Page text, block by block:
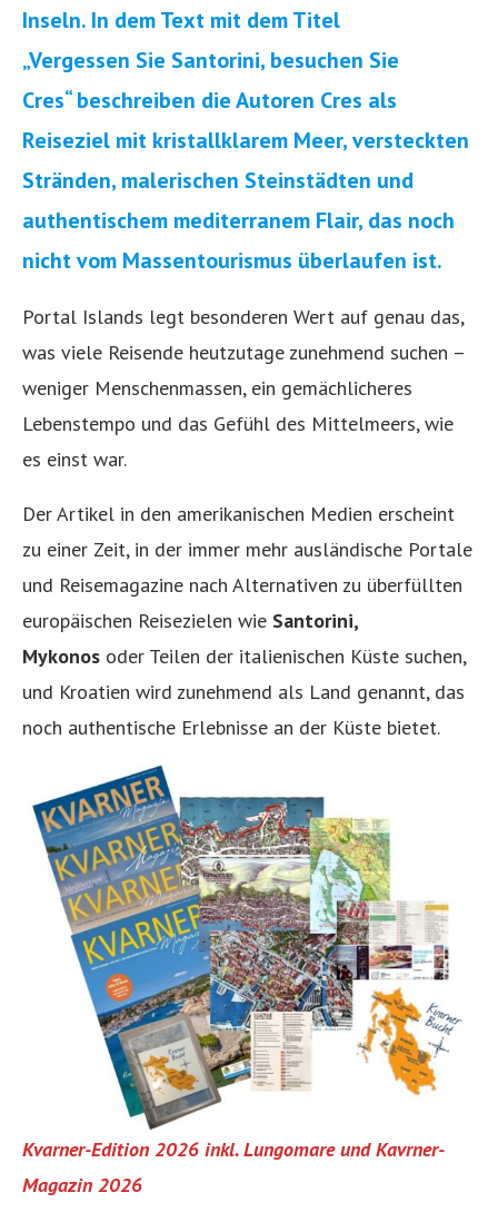
Inseln. In dem Text mit dem Titel
„Vergessen Sie Santorini, besuchen Sie
Cres“ beschreiben die Autoren Cres als
Reiseziel mit kristallklarem Meer, versteckten
Stränden, malerischen Steinstädten und
authentischem mediterranem Flair, das noch
nicht vom Massentourismus überlaufen ist.
Portal Islands legt besonderen Wert auf genau das,
was viele Reisende heutzutage zunehmend suchen –
weniger Menschenmassen, ein gemächlicheres
Lebenstempo und das Gefühl des Mittelmeers, wie
es einst war.
Der Artikel in den amerikanischen Medien erscheint
zu einer Zeit, in der immer mehr ausländische Portale
und Reisemagazine nach Alternativen zu überfüllten
europäischen Reisezielen wie Santorini,
Mykonos oder Teilen der italienischen Küste suchen,
und Kroatien wird zunehmend als Land genannt, das
noch authentische Erlebnisse an der Küste bietet.
Kvarner-Edition 2026 inkl. Lungomare und Kavrner-
Magazin 2026